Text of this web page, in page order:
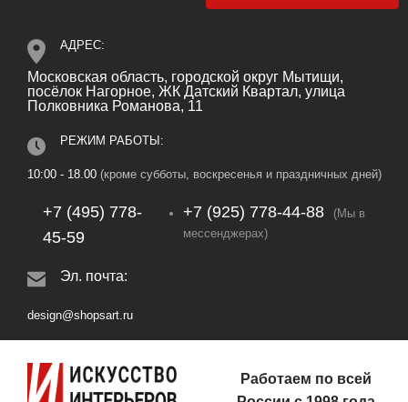
АДРЕС:
Московская область, городской округ Мытищи,
посёлок Нагорное, ЖК Датский Квартал, улица
Полковника Романова, 11
РЕЖИМ РАБОТЫ:
10:00 - 18.00 (кроме субботы, воскресенья и праздничных дней)
+7 (495) 778-
45-59
+7 (925) 778‑44‑88
(Мы в
мессенджерах)
Эл. почта:
design@shopsart.ru
Работаем по всей